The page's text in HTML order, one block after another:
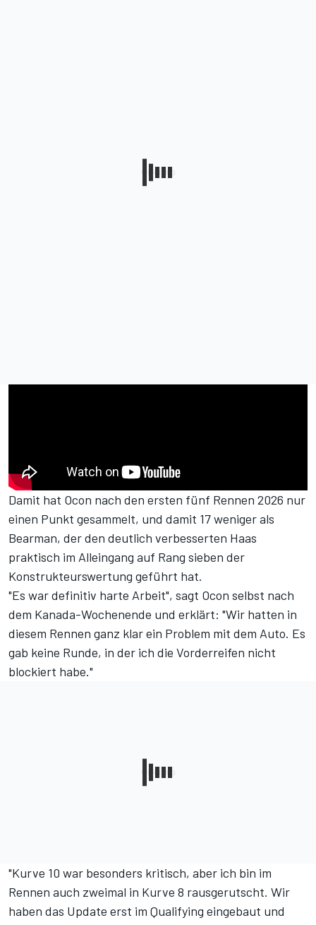
Damit hat Ocon nach den ersten fünf Rennen 2026 nur
einen Punkt gesammelt, und damit 17 weniger als
Bearman, der den deutlich verbesserten Haas
praktisch im Alleingang auf Rang sieben der
Konstrukteurswertung geführt hat.
"Es war definitiv harte Arbeit", sagt Ocon selbst nach
dem Kanada-Wochenende und erklärt: "Wir hatten in
diesem Rennen ganz klar ein Problem mit dem Auto. Es
gab keine Runde, in der ich die Vorderreifen nicht
blockiert habe."
"Kurve 10 war besonders kritisch, aber ich bin im
Rennen auch zweimal in Kurve 8 rausgerutscht. Wir
haben das Update erst im Qualifying eingebaut und